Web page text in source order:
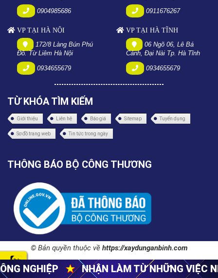
0904985686 0911676267
VP TẠI HÀ NỘI
172/8 Làng Bún Phú
Đô. Từ Liêm Hà Nội
0934655679
VP TẠI HÀ TĨNH
06 Ngõ 06, Lê Bá
Cảnh, Đại Nài Tp. Hà Tĩnh
0934655679
TỪ KHÓA TÌM KIẾM
Giới thiệu Liên hệ Báo giá Sitemap Tuyển dụng
Sơ đồ trang web Tin tức trong ngày
THÔNG BÁO BỘ CÔNG THƯƠNG
© Bản quyền thuộc về https://xaydunganbinh.com
LÀM TỪ NHỮNG VIỆC NHỎ NHẤT ★ CUNG